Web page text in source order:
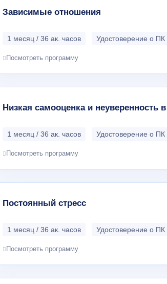
Зависимые отношения
1 месяц / 36 ак. часов Удостоверение о ПК
Посмотреть программу
Низкая самооценка и неуверенность
1 месяц / 36 ак. часов Удостоверение о ПК
Посмотреть программу
Постоянный стресс
1 месяц / 36 ак. часов Удостоверение о ПК
Посмотреть программу